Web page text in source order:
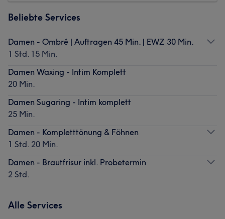
Beliebte Services
Damen - Ombré | Auftragen 45 Min. | EWZ 30 Min.
1 Std. 15 Min.
Damen Waxing - Intim Komplett
20 Min.
Damen Sugaring - Intim komplett
25 Min.
Damen - Kompletttönung & Föhnen
1 Std. 20 Min.
Damen - Brautfrisur inkl. Probetermin
2 Std.
Alle Services